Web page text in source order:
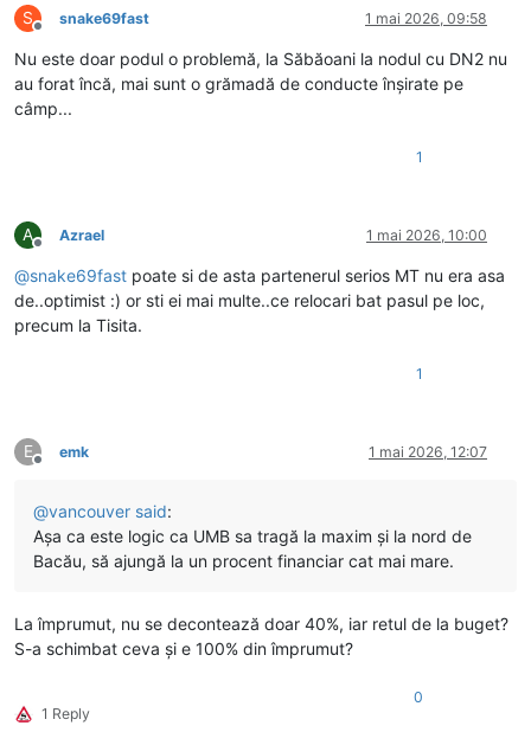
S
Deconectat
snake69fast 1 mai 2026, 09:58
Nu este doar podul o problemă, la Săbăoani la nodul cu DN2 nu
au forat încă, mai sunt o grămadă de conducte înșirate pe
câmp...
1
A
Deconectat
Azrael 1 mai 2026, 10:00
@snake69fast poate si de asta partenerul serios MT nu era asa
de..optimist :) or sti ei mai multe..ce relocari bat pasul pe loc,
precum la Tisita.
1
E
Deconectat
emk 1 mai 2026, 12:07
@vancouver said:
Așa ca este logic ca UMB sa tragă la maxim și la nord de
Bacău, să ajungă la un procent financiar cat mai mare.
La împrumut, nu se decontează doar 40%, iar retul de la buget?
S-a schimbat ceva și e 100% din împrumut?
1 Reply
0